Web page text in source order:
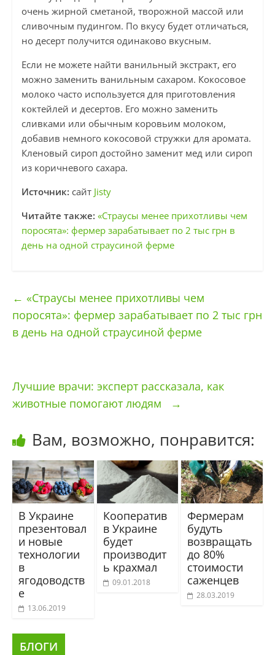
очень жирной сметаной, творожной массой или
сливочным пудингом. По вкусу будет отличаться,
но десерт получится одинаково вкусным.
Если не можете найти ванильный экстракт, его
можно заменить ванильным сахаром. Кокосовое
молоко часто используется для приготовления
коктейлей и десертов. Его можно заменить
сливками или обычным коровьим молоком,
добавив немного кокосовой стружки для аромата.
Кленовый сироп достойно заменит мед или сироп
из коричневого сахара.
Источник: сайт Jisty
Читайте также: «Страусы менее прихотливы чем
поросята»: фермер зарабатывает по 2 тыс грн в
день на одной страусиной ферме
← «Страусы менее прихотливы чем
поросята»: фермер зарабатывает по 2 тыс грн
в день на одной страусиной ферме
Лучшие врачи: эксперт рассказала, как
животные помогают людям
→
Вам, возможно, понравится:
В Украине
презентовал
и новые
технологии
в
ягодоводств
е
13.06.2019
Кооператив
в Украине
будет
производит
ь крахмал
09.01.2018
Фермерам
будуть
возвращать
до 80%
стоимости
саженцев
28.03.2019
БЛОГИ